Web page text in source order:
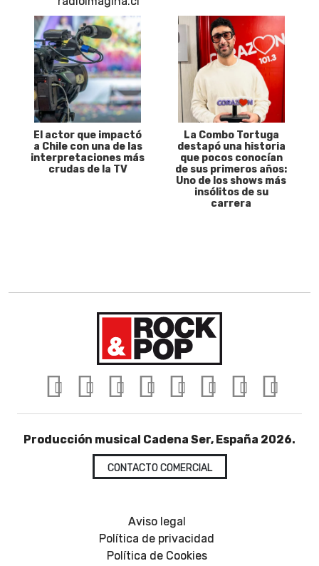
El actor que impactó
a Chile con una de las
interpretaciones más
crudas de la TV
La Combo Tortuga
destapó una historia
que pocos conocían
de sus primeros años:
Uno de los shows más
insólitos de su
carrera
Producción musical Cadena Ser, España 2026.
CONTACTO COMERCIAL
Aviso legal
Política de privacidad
Política de Cookies